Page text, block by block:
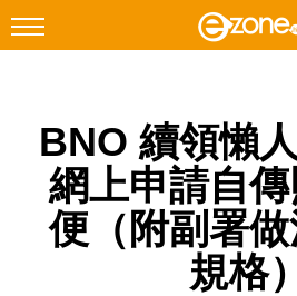
Facebook Instagram
科技焦點
網絡生活
BNO 續領懶
網上申請自
便（附副署
規格）